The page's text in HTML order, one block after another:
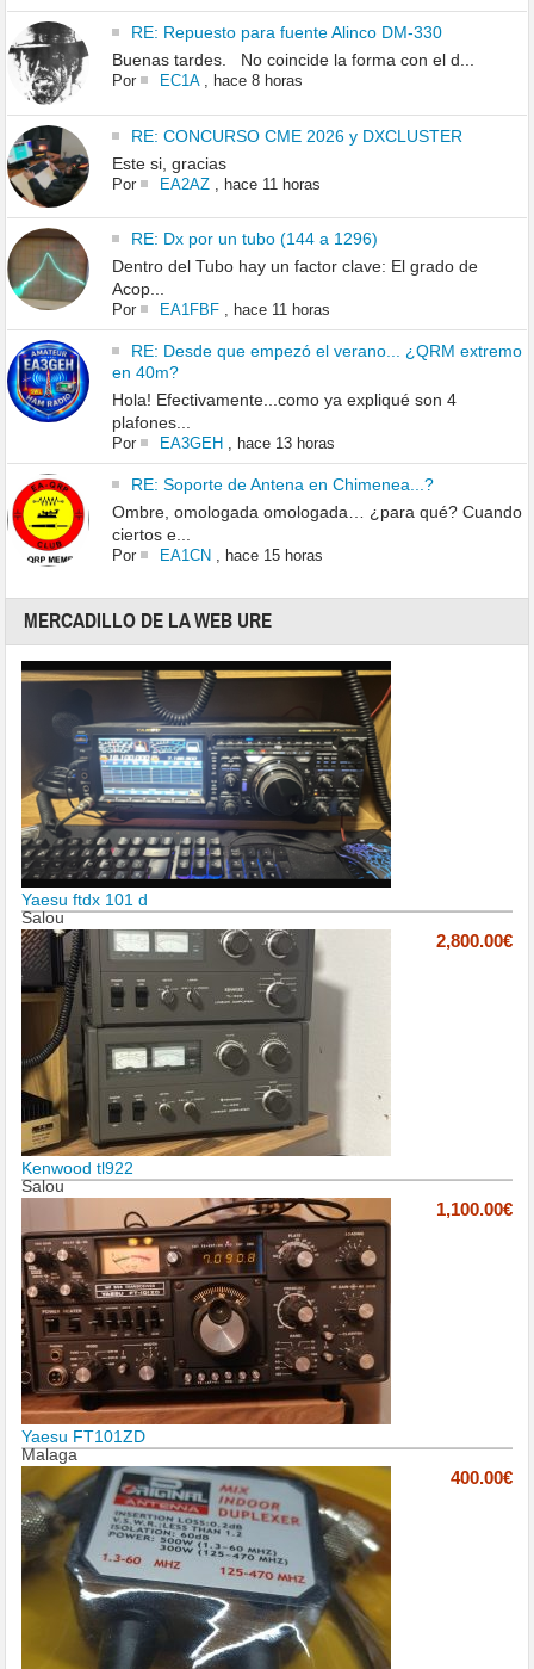
RE: Repuesto para fuente Alinco DM-330
Buenas tardes. No coincide la forma con el d...
Por EC1A, hace 8 horas
RE: CONCURSO CME 2026 y DXCLUSTER
Este si, gracias
Por EA2AZ, hace 11 horas
RE: Dx por un tubo (144 a 1296)
Dentro del Tubo hay un factor clave: El grado de
Acop...
Por EA1FBF, hace 11 horas
RE: Desde que empezó el verano... ¿QRM extremo
en 40m?
Hola! Efectivamente...como ya expliqué son 4
plafones...
Por EA3GEH , hace 13 horas
RE: Soporte de Antena en Chimenea...?
Ombre, omologada omologada… ¿para qué? Cuando
ciertos e...
Por EA1CN , hace 15 horas
MERCADILLO DE LA WEB URE
Yaesu ftdx 101 d
Salou
2,800.00€
Kenwood tl922
Salou
1,100.00€
Yaesu FT101ZD
Malaga
400.00€